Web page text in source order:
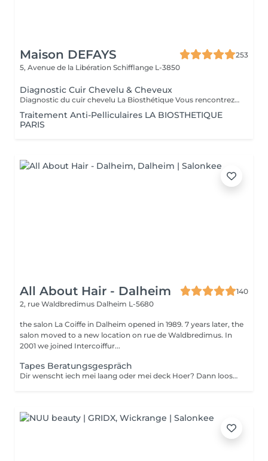
Maison DEFAYS
253
5, Avenue de la Libération Schifflange L-3850
Diagnostic Cuir Chevelu & Cheveux
Diagnostic du cuir chevelu La Biosthétique Vous rencontrez des problèmes au niveau du cuir chevelu ? Cheveux gras, pellicules, démangeaisons ou sécheresse cutanée ? Profitez de notre diagnostic professionnel du cuir chevelu pour identifier les causes et trouver des solutions adaptées à vos besoins. Grâce à une analyse précise, nous vous proposons des recommandations personnalisées pour retrouver un cuir chevelu sain et équilibré. N'hésitez pas à réserver votre rendez-vous dès maintenant
Traitement Anti-Pelliculaires LA BIOSTHETIQUE
PARIS
All About Hair - Dalheim
140
2, rue Waldbredimus Dalheim L-5680
the salon La Coiffe in Dalheim opened in 1989. 7 years later, the
salon moved to a new location on rue de Waldbredimus. In
2001 we joined Intercoiffur...
Tapes Beratungsgespräch
Dir wenscht iech mei laang oder mei deck Hoer? Dann loost iech proffesionnel beroden.